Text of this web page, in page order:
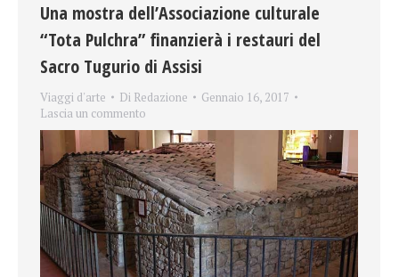
Una mostra dell’Associazione culturale
“Tota Pulchra” finanzierà i restauri del
Sacro Tugurio di Assisi
Viaggi d'arte Di Redazione
Gennaio 16, 2017
Lascia un commento